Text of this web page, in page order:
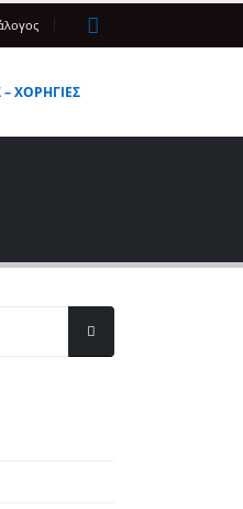
ΧΟΡΗΓΙΕΣ